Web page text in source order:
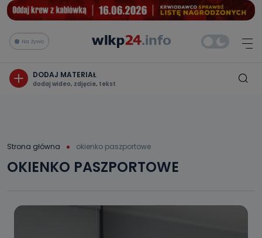
Na żywo
DODAJ MATERIAŁ
dodaj wideo, zdjęcie, tekst
Strona główna okienko paszportowe
OKIENKO PASZPORTOWE